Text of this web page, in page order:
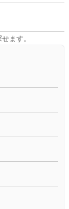
ます。